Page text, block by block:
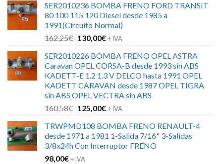
original
era:
126,00€.
actual
es:
88,00€.
SER2010236 BOMBA FRENO FORD TRANSIT
80 100 115 120 Diesel desde 1985 a
1991(Circuito Normal)
162,25€ El
original
era:
162,25€.
130,00€El
actual
es:
130,00€.
+ IVA
SER2010226 BOMBA FRENO OPEL ASTRA
Caravan OPEL CORSA-B desde 1993 sin ABS
KADETT-E 1.2 1.3 V DELCO hasta 1991 OPEL
KADETT CARAVAN desde 1987 OPEL TIGRA
sin ABS OPEL VECTRA sin ABS
160,58€ El
original
era:
160,58€.
125,00€El
actual
es:
125,00€.
+ IVA
TRWPMD108 BOMBA FRENO RENAULT-4
desde 1971 a 1981 1-Salida 7/16" 3-Salidas
3/8x24h Con Interruptor FRENO
98,00€+ IVA